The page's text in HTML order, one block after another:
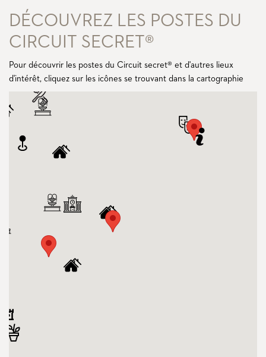
DÉCOUVREZ LES POSTES DU
CIRCUIT SECRET®
Pour découvrir les postes du Circuit secret® et d'autres lieux
d'intérêt, cliquez sur les icônes se trouvant dans la cartographie